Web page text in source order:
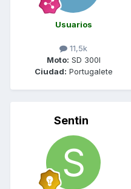
Usuarios
11,5k
Moto: SD 300I
Ciudad: Portugalete
Sentin